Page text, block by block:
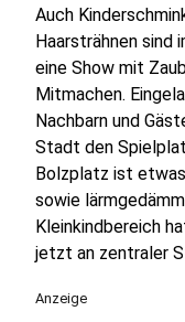
Auch
Haarsträhnen sind
eine Show mit
Mitmachen.
Nachbarn und
Stadt den
Bolzplatz ist
sowie
Kleinkindbereich
jetzt an zentraler
Anzeige